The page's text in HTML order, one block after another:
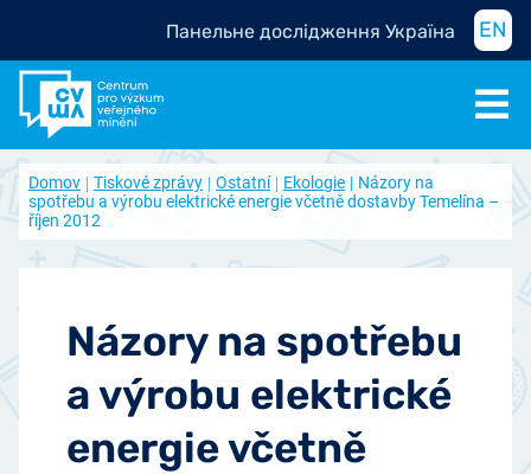
Панельне дослідження Україна EN
Domov Tiskové zprávy Ostatní Ekologie
Názory na
spotřebu a výrobu elektrické energie včetně dostavby Temelína –
říjen 2012
Názory na spotřebu
a výrobu elektrické
energie včetně